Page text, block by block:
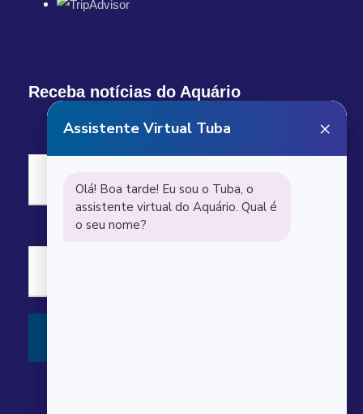
Receba notícias do Aquário